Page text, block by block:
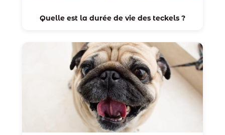
Quelle est la durée de vie des teckels ?